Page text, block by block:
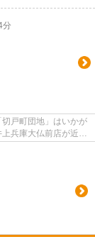
分
戸町団地」はいかが
兵庫大仏前店が近く